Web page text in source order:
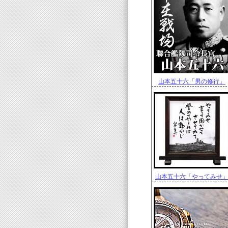
山本五十六「男の修行」
山本五十六「やってみせ」